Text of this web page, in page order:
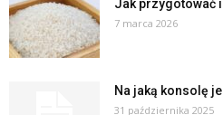
Jak przygotować
7 marca 2026
Na jaką konsolę
31 października 2025